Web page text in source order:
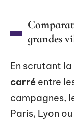
grandes
En scrutant la
carré entre
campagnes,
Paris, Lyon